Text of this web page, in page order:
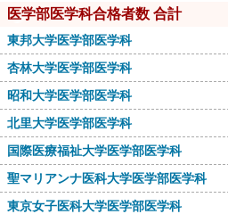
医学部医学科合格者数 合計
東邦大学医学部医学科
杏林大学医学部医学科
昭和大学医学部医学科
北里大学医学部医学科
国際医療福祉大学医学部医学科
聖マリアンナ医科大学医学部医学科
東京女子医科大学医学部医学科